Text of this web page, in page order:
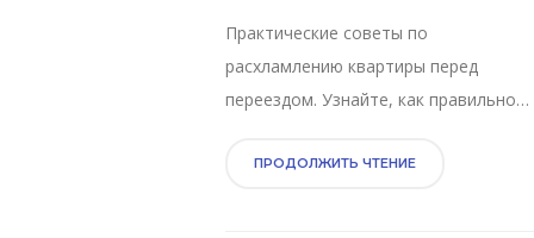
Практические советы по
расхламлению квартиры перед
переездом. Узнайте, как правильно
грузоперевозках и подготовиться к
ПРОДОЛЖИТЬ ЧТЕНИЕ